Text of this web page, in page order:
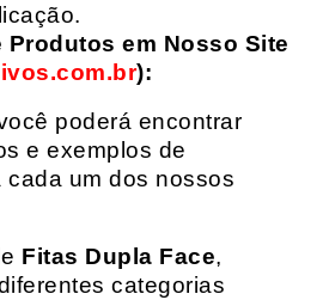
Produtos em Nosso Site
):
poderá encontrar
e exemplos de
um dos nossos
Fitas Dupla Face,
categorias